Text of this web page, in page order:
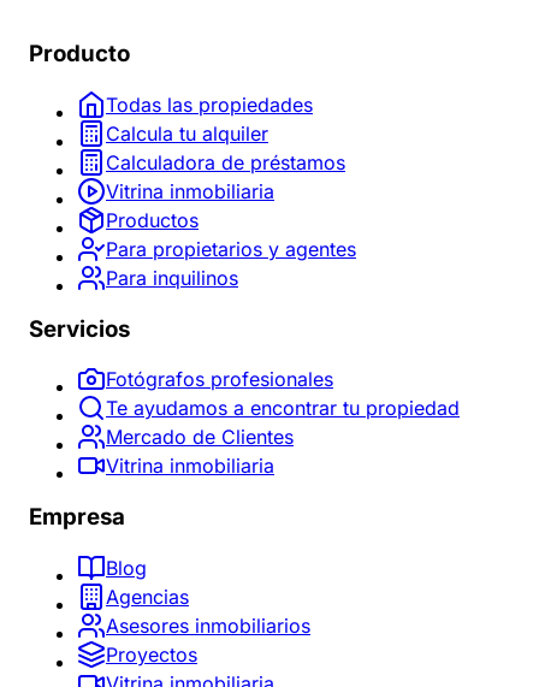
Producto
Todas las propiedades
Calcula tu alquiler
Calculadora de préstamos
Vitrina inmobiliaria
Productos
Para propietarios y agentes
Para inquilinos
Servicios
Fotógrafos profesionales
Te ayudamos a encontrar tu propiedad
Mercado de Clientes
Vitrina inmobiliaria
Empresa
Blog
Agencias
Asesores inmobiliarios
Proyectos